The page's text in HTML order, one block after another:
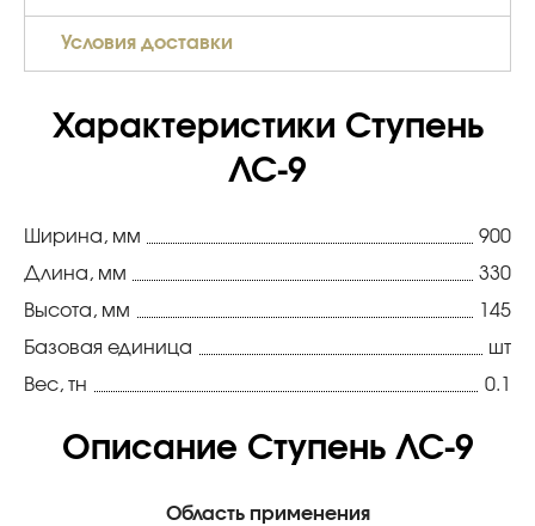
Условия доставки
Характеристики Ступень
ЛС-9
Ширина, мм
900
Длина, мм
330
Высота, мм
145
Базовая единица
шт
Вес, тн
0.1
Описание Ступень ЛС-9
Область применения